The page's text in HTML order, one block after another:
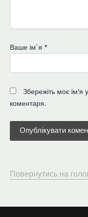
Ваше імʼя *
Збережіть моє ім'я
коментаря.
Повернутись на